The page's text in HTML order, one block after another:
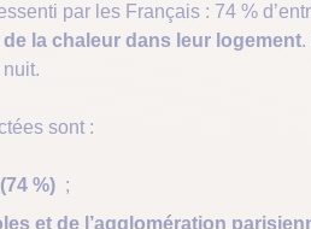
par les Français : 74 %
la chaleur dans leur logement.
sont :
%) ;
et de l’agglomération